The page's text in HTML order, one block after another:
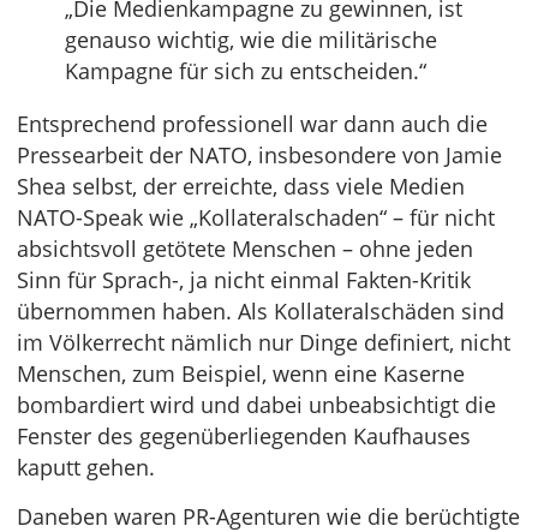
„Die Medienkampagne zu gewinnen, ist
genauso wichtig, wie die militärische
Kampagne für sich zu entscheiden.“
Entsprechend professionell war dann auch die
Pressearbeit der NATO, insbesondere von Jamie
Shea selbst, der erreichte, dass viele Medien
NATO-Speak wie „Kollateralschaden“ – für nicht
absichtsvoll getötete Menschen – ohne jeden
Sinn für Sprach-, ja nicht einmal Fakten-Kritik
übernommen haben. Als Kollateralschäden sind
im Völkerrecht nämlich nur Dinge definiert, nicht
Menschen, zum Beispiel, wenn eine Kaserne
bombardiert wird und dabei unbeabsichtigt die
Fenster des gegenüberliegenden Kaufhauses
kaputt gehen.
Daneben waren PR-Agenturen wie die berüchtigte